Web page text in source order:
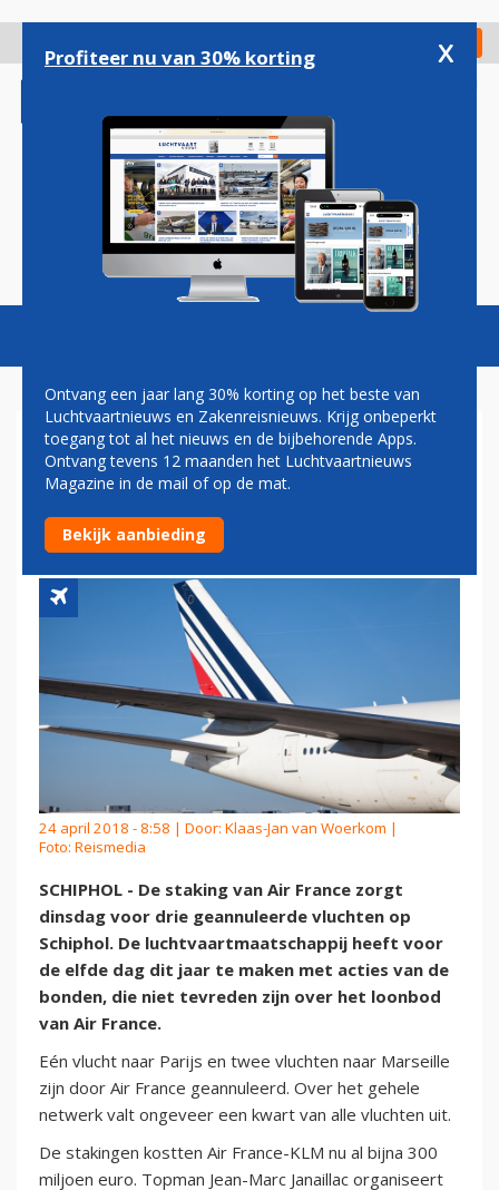
gaan
Check in
Magazine Podcasts Vacatures
AIR FRANCE ANNULEERT
DINSDAG DRIE VLUCHTEN OP
SCHIPHOL
24 april 2018 - 8:58 | Door: Klaas-Jan van Woerkom |
Foto: Reismedia
SCHIPHOL - De staking van Air France zorgt
dinsdag voor drie geannuleerde vluchten op
Schiphol. De luchtvaartmaatschappij heeft voor
de elfde dag dit jaar te maken met acties van de
bonden, die niet tevreden zijn over het loonbod
van Air France.
Eén vlucht naar Parijs en twee vluchten naar Marseille
zijn door Air France geannuleerd. Over het gehele
netwerk valt ongeveer een kwart van alle vluchten uit.
De stakingen kostten Air France-KLM nu al bijna 300
miljoen euro. Topman Jean-Marc Janaillac organiseert
Profiteer nu van 30% korting x
Ontvang een jaar lang 30% korting op het beste van
Luchtvaartnieuws en Zakenreisnieuws. Krijg onbeperkt
toegang tot al het nieuws en de bijbehorende Apps.
Ontvang tevens 12 maanden het Luchtvaartnieuws
Magazine in de mail of op de mat.
Bekijk aanbieding